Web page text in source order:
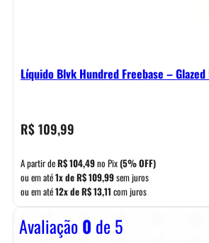
Líquido Blvk Hundred Freebase – Glazed
R$109,99
A partir deR$104,49no Pix(5% OFF)
ou em até1x deR$109,99sem juros
ou em até12x deR$13,11 com juros
Avaliação0 de 5